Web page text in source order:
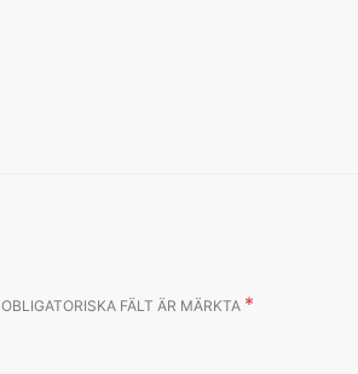
OBLIGATORISKA FÄLT ÄR MÄRKTA *